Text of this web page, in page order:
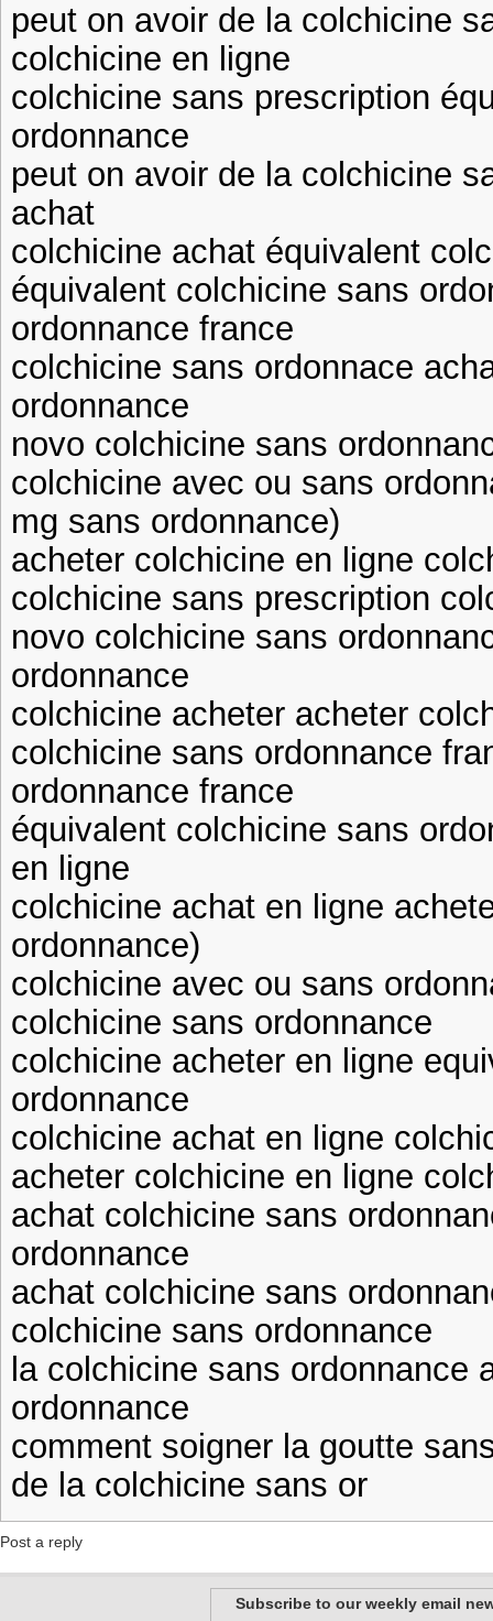
peut on avoir de la colchicine
colchicine en ligne
colchicine sans prescription
ordonnance
peut on avoir de la colchicine
achat
colchicine achat équivalent
équivalent colchicine sans
ordonnance france
colchicine sans ordonnace
ordonnance
novo colchicine sans
colchicine avec ou sans
mg sans ordonnance)
acheter colchicine en ligne
colchicine sans prescription
novo colchicine sans
ordonnance
colchicine acheter acheter
colchicine sans ordonnance
ordonnance france
équivalent colchicine sans
en ligne
colchicine achat en ligne
ordonnance)
colchicine avec ou sans
colchicine sans ordonnance
colchicine acheter en ligne
ordonnance
colchicine achat en ligne
acheter colchicine en ligne
achat colchicine sans
ordonnance
achat colchicine sans
colchicine sans ordonnance
la colchicine sans ordonnance
ordonnance
comment soigner la goutte
de la colchicine sans or
Post a reply
Subscribe to our weekly email